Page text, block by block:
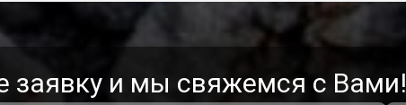
заявку и мы свяжемся с Вами!